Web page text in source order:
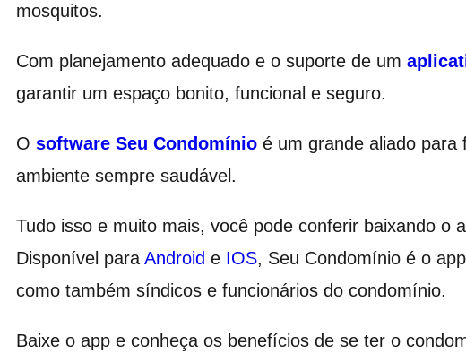
mosquitos.
Com planejamento adequado e o suporte de um
garantir um espaço bonito, funcional e seguro.
O software Seu Condomínio é um grande aliado para
ambiente sempre saudável.
Tudo isso e muito mais, você pode conferir baixando o
Disponível para Android e IOS, Seu Condomínio é o
como também síndicos e funcionários do condomínio.
Baixe o app e conheça os benefícios de se ter o